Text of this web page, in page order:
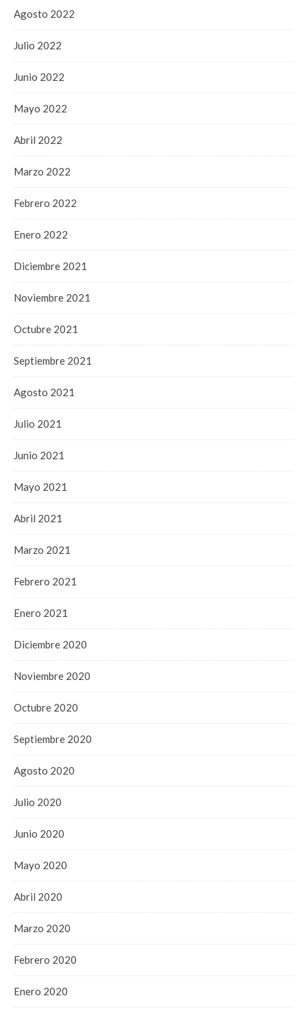
Agosto 2022
Julio 2022
Junio 2022
Mayo 2022
Abril 2022
Marzo 2022
Febrero 2022
Enero 2022
Diciembre 2021
Noviembre 2021
Octubre 2021
Septiembre 2021
Agosto 2021
Julio 2021
Junio 2021
Mayo 2021
Abril 2021
Marzo 2021
Febrero 2021
Enero 2021
Diciembre 2020
Noviembre 2020
Octubre 2020
Septiembre 2020
Agosto 2020
Julio 2020
Junio 2020
Mayo 2020
Abril 2020
Marzo 2020
Febrero 2020
Enero 2020